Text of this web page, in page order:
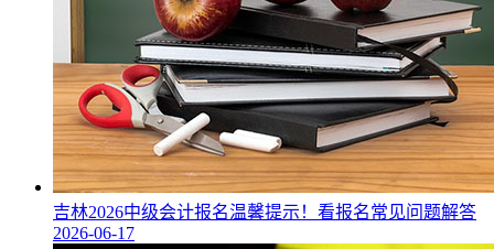
吉林2026中级会计报名温馨提示！看报名常见问题解答
2026-06-17